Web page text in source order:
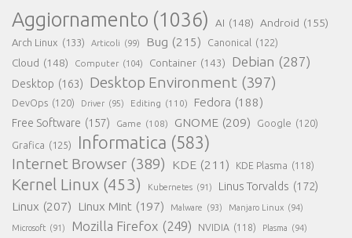
Aggiornamento (1036) AI (148) Android (155)
Arch Linux (133) Articoli (99) Bug (215) Canonical (122)
Cloud (148) Computer (104) Container (143) Debian (287)
Desktop (163) Desktop Environment (397)
DevOps (120) Driver (95) Editing (110) Fedora (188)
Free Software (157) Game (108) GNOME (209) Google (120)
Grafica (125) Informatica (583)
Internet Browser (389) KDE (211) KDE Plasma (118)
Kernel Linux (453) Kubernetes (91) Linus Torvalds (172)
Linux (207) Linux Mint (197) Malware (93) Manjaro Linux (94)
Microsoft (91) Mozilla Firefox (249) NVIDIA (118) Plasma (94)